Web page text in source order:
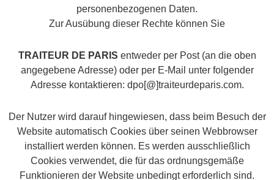
personenbezogenen Daten.
Zur Ausübung dieser Rechte können Sie
TRAITEUR DE PARIS entweder per Post (an die oben
angegebene Adresse) oder per E-Mail unter folgender
Adresse kontaktieren: dpo[@]traiteurdeparis.com.
Der Nutzer wird darauf hingewiesen, dass beim Besuch der
Website automatisch Cookies über seinen Webbrowser
installiert werden können. Es werden ausschließlich
Cookies verwendet, die für das ordnungsgemäße
Funktionieren der Website unbedingt erforderlich sind.